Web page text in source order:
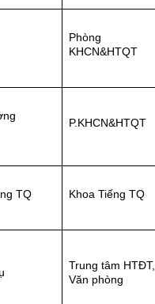
Phòng
KHCN&HTQT
P.KHCN&HTQT
TQ Khoa Tiếng TQ
Trung tâm HTĐT,
Văn phòng